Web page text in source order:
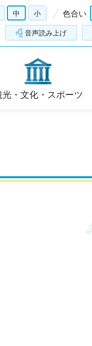
中 小 色合い
音声読み上げ
光・文化・スポーツ